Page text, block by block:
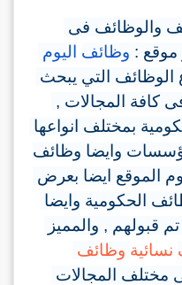
والوظائف فى
موقع : وظائف
اليوم
الوظائف التي يبحث
كافة المجالات ,
بمختلف انواعها
وايضا وظائف
الموقع ايضا بعرض
الحكومية وايضا
قبولهم , والمميز
نسائية وظائف
مختلف المجالات